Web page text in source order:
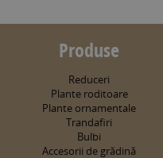
Produse
Reduceri
Plante roditoare
Plante ornamentale
Trandafiri
Bulbi
Accesorii de grădină